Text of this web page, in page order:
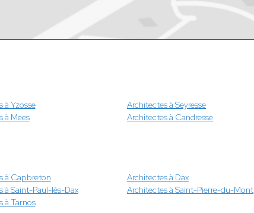
à Yzosse Architectes à Seyresse
à Mees Architectes à Candresse
à Capbreton Architectes à Dax
à Saint-Paul-lès-Dax Architectes à Saint-Pierre-du-Mont
à Tarnos